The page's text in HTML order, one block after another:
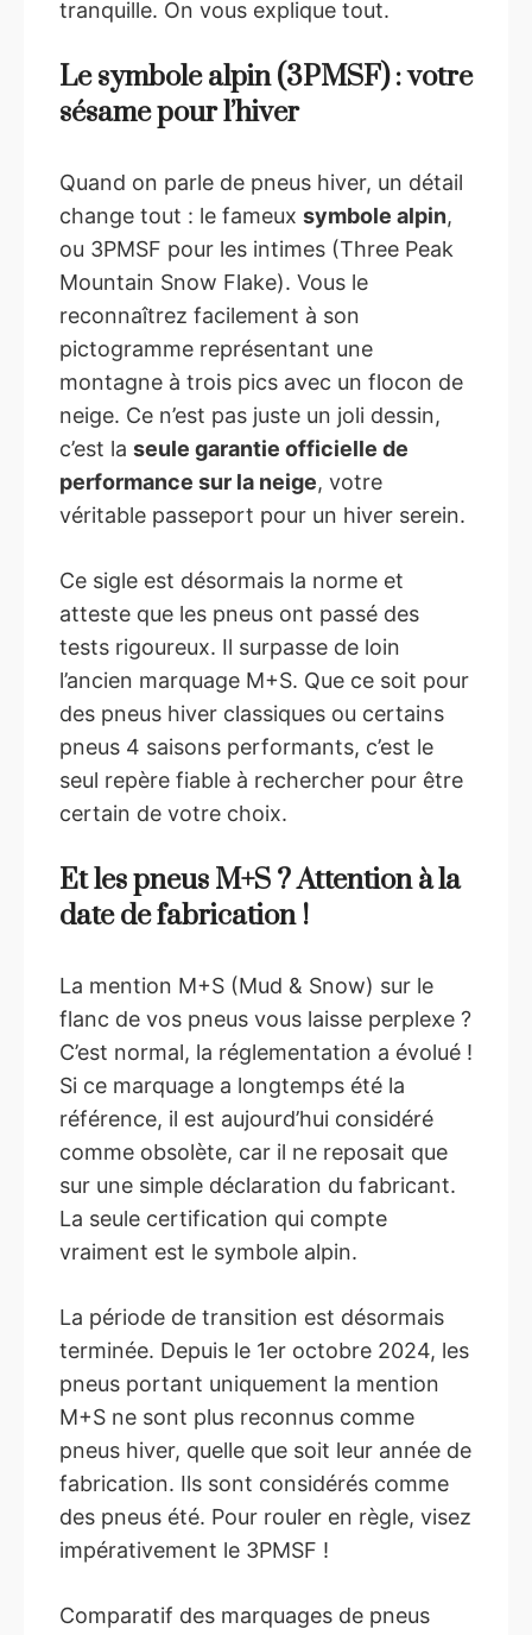
tranquille. On vous explique tout.
Le symbole alpin (3PMSF) : votre
sésame pour l’hiver
Quand on parle de pneus hiver, un détail
change tout : le fameux symbole alpin,
ou 3PMSF pour les intimes (Three Peak
Mountain Snow Flake). Vous le
reconnaîtrez facilement à son
pictogramme représentant une
montagne à trois pics avec un flocon de
neige. Ce n’est pas juste un joli dessin,
c’est la seule garantie officielle de
performance sur la neige, votre
véritable passeport pour un hiver serein.
Ce sigle est désormais la norme et
atteste que les pneus ont passé des
tests rigoureux. Il surpasse de loin
l’ancien marquage M+S. Que ce soit pour
des pneus hiver classiques ou certains
pneus 4 saisons performants, c’est le
seul repère fiable à rechercher pour être
certain de votre choix.
Et les pneus M+S ? Attention à la
date de fabrication !
La mention M+S (Mud & Snow) sur le
flanc de vos pneus vous laisse perplexe ?
C’est normal, la réglementation a évolué !
Si ce marquage a longtemps été la
référence, il est aujourd’hui considéré
comme obsolète, car il ne reposait que
sur une simple déclaration du fabricant.
La seule certification qui compte
vraiment est le symbole alpin.
La période de transition est désormais
terminée. Depuis le 1er octobre 2024, les
pneus portant uniquement la mention
M+S ne sont plus reconnus comme
pneus hiver, quelle que soit leur année de
fabrication. Ils sont considérés comme
des pneus été. Pour rouler en règle, visez
impérativement le 3PMSF !
Comparatif des marquages de pneus